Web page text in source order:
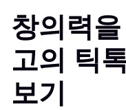
창의력
고의 틱
보기